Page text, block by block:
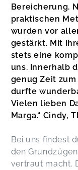
Bereicherung.
praktischen
wurden vor
gestärkt. Mit
stets eine
uns. Innerhalb
genug Zeit
durfte
Vielen lieben
Marga.“ Cindy,
Bei uns findest
den
vertraut macht.